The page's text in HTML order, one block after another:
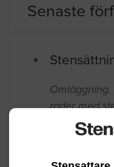
Senaste
Omläggning,
rader med
Stenstorlek